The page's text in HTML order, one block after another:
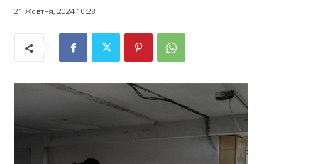
21 Жовтня, 2024 10:28